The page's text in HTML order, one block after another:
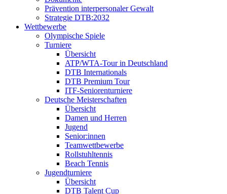
Prävention interpersonaler Gewalt
Strategie DTB:2032
Wettbewerbe
Olympische Spiele
Turniere
Übersicht
ATP/WTA-Tour in Deutschland
DTB Internationals
DTB Premium Tour
ITF-Seniorenturniere
Deutsche Meisterschaften
Übersicht
Damen und Herren
Jugend
Senior:innen
Teamwettbewerbe
Rollstuhltennis
Beach Tennis
Jugendturniere
Übersicht
DTB Talent Cup